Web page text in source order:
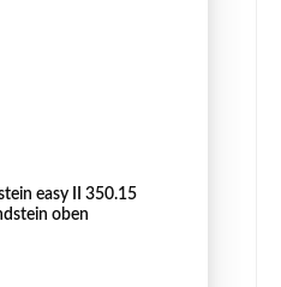
easy II 350.15
oben